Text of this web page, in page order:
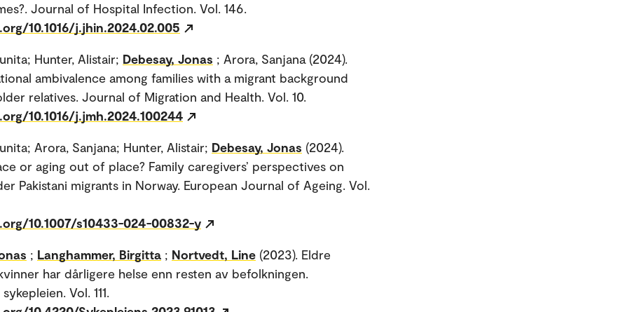
Journal of Hospital Infection. Vol. 146.
10.1016/j.jhin.2024.02.005
Hunter, Alistair; Debesay, Jonas ; Arora, Sanjana (2024).
ambivalence among families with a migrant background
relatives. Journal of Migration and Health. Vol. 10.
10.1016/j.jmh.2024.100244
Arora, Sanjana; Hunter, Alistair; Debesay, Jonas (2024).
or aging out of place? Family caregivers’ perspectives on
Pakistani migrants in Norway. European Journal of Ageing. Vol.
10.1007/s10433-024-00832-y
; Langhammer, Birgitta ; Nortvedt, Line (2023). Eldre
har dårligere helse enn resten av befolkningen.
Vol. 111.